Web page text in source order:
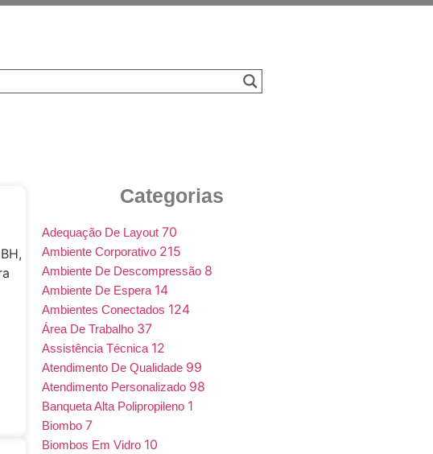
Categorias
Adequação De Layout 70
Ambiente Corporativo 215
Ambiente De Descompressão 8
Ambiente De Espera 14
Ambientes Conectados 124
Área De Trabalho 37
Assistência Técnica 12
Atendimento De Qualidade 99
Atendimento Personalizado 98
Banqueta Alta Polipropileno 1
Biombo 7
Biombos Em Vidro 10